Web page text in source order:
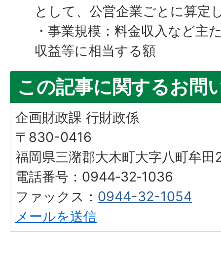
として、公営企業ごとに算定
・事業規模：料金収入など主
収益等に相当する額
この記事に関するお問
企画財政課 行財政係
〒830-0416
福岡県三潴郡大木町大字八町牟
電話番号：0944‐32‐1036
ファックス： 0944-32-1054
メールを送信